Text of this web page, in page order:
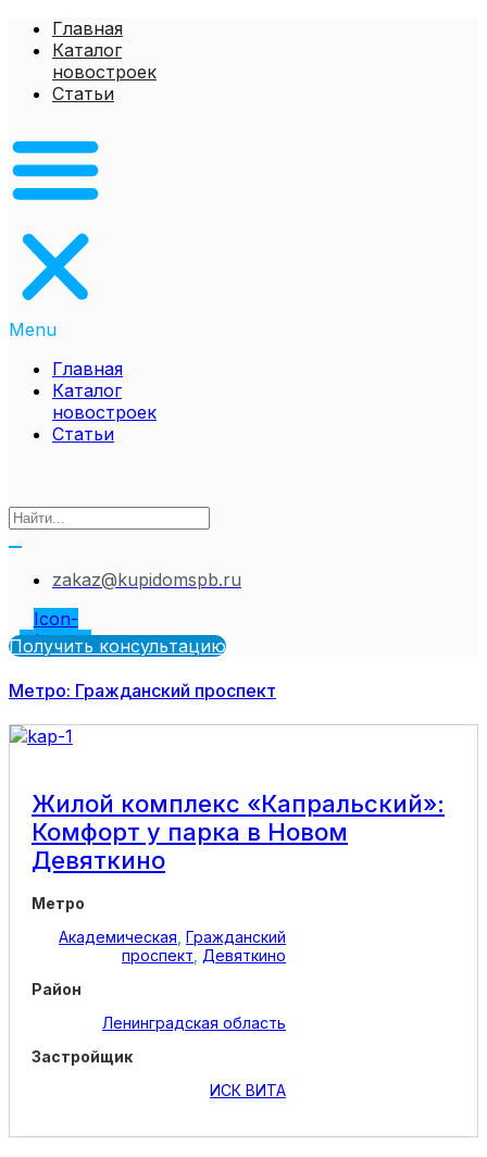
Перейти
содержимому
Главная
Каталог
новостроек
Статьи
Menu
Главная
Каталог
новостроек
Статьи
zakaz@kupidomspb.ru
Icon-
telegram
Получить консультацию
Метро: Гражданский проспект
Жилой комплекс «Капральский»:
Комфорт у парка в Новом
Девяткино
Метро
Академическая Гражданский
проспект Девяткино
Район
Ленинградская область
Застройщик
ИСК ВИТА